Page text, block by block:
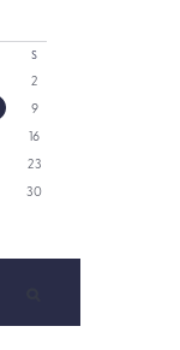
S
2
9
16
23
30